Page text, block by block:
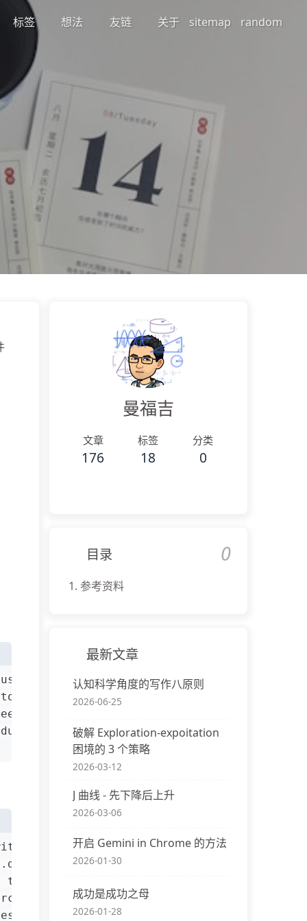
标签 想法 友链 关于 sitemap random
the
曼福吉
文章
176
标签
18
分类
0
目录 0
1. 参考资料
最新文章
认知科学角度的写作八原则
2026-06-25
破解 Exploration-expoitation
困境的 3 个策略
2026-03-12
J 曲线 - 先下降后上升
2026-03-06
开启 Gemini in Chrome 的方法
2026-01-30
成功是成功之母
2026-01-28